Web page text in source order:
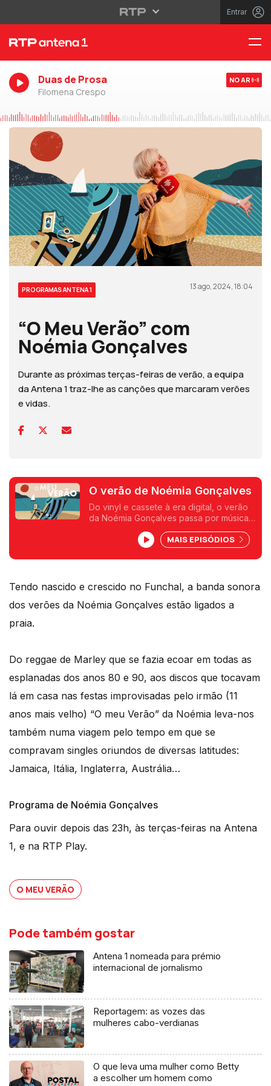
Entrar
Duas de Prosa
Filomena Crespo
NO AR
PROGRAMAS ANTENA 1 13 ago, 2024, 18:04
“O Meu Verão” com
Noémia Gonçalves
Durante as próximas terças-feiras de verão, a equipa
da Antena 1 traz-lhe as canções que marcaram verões
e vidas.
O verão de Noémia Gonçalves
Do vinyl e cassete à era digital, o verão
da Noémia Gonçalves passa por música
ou seja, aqueles que há uns anos eram
os maiores utilizadores da aparelhagem
lá de casa....
MAIS EPISÓDIOS
Tendo nascido e crescido no Funchal, a banda sonora
dos verões da Noémia Gonçalves estão ligados a
praia.
Do reggae de Marley que se fazia ecoar em todas as
esplanadas dos anos 80 e 90, aos discos que tocavam
lá em casa nas festas improvisadas pelo irmão (11
anos mais velho) “O meu Verão” da Noémia leva-nos
também numa viagem pelo tempo em que se
compravam singles oriundos de diversas latitudes:
Jamaica, Itália, Inglaterra, Austrália…
Programa de Noémia Gonçalves
Para ouvir depois das 23h, às terças-feiras na Antena
1, e na RTP Play.
O MEU VERÃO
Pode também gostar
Antena 1 nomeada para prémio
internacional de jornalismo
Reportagem: as vozes das
mulheres cabo-verdianas
O que leva uma mulher como Betty
a escolher um homem como